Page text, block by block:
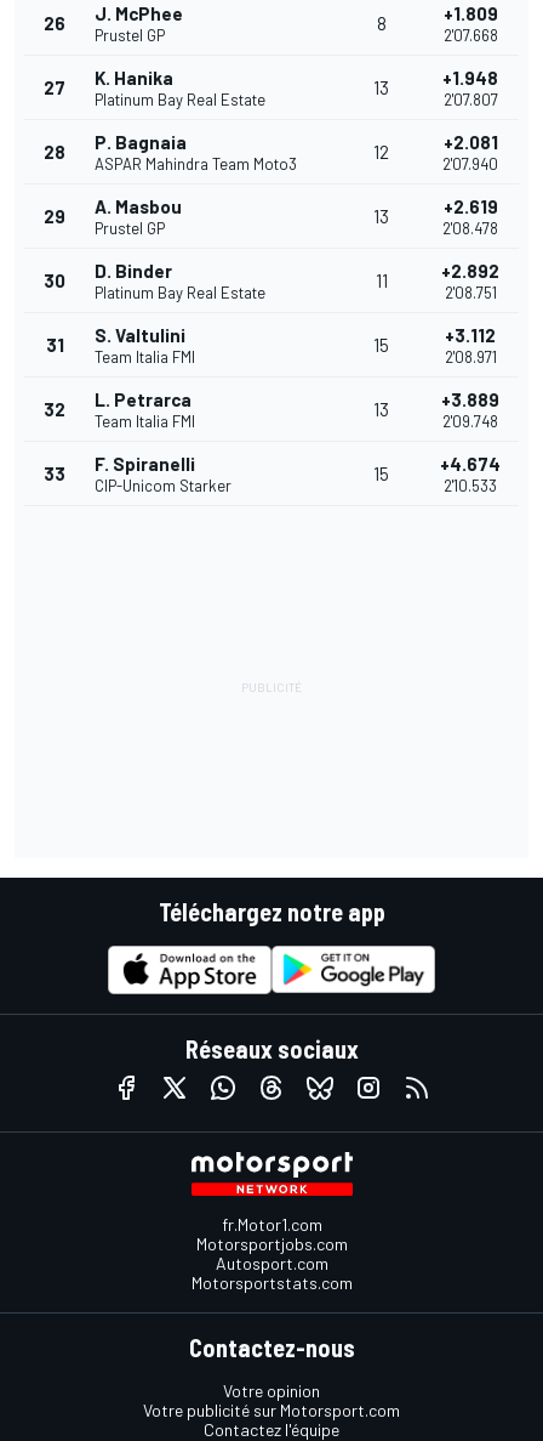
26 J. McPhee
Prustel GP
8 +1.809
2'07.668
27 K. Hanika
Platinum Bay Real Estate
13 +1.948
2'07.807
28 P. Bagnaia
ASPAR Mahindra Team Moto3
12 +2.081
2'07.940
29 A. Masbou
Prustel GP
13 +2.619
2'08.478
30 D. Binder
Platinum Bay Real Estate
11 +2.892
2'08.751
31 S. Valtulini
Team Italia FMI
15 +3.112
2'08.971
32 L. Petrarca
Team Italia FMI
13 +3.889
2'09.748
33 F. Spiranelli
CIP-Unicom Starker
15 +4.674
2'10.533
Téléchargez notre app
Réseaux sociaux
fr.Motor1.com
Motorsportjobs.com
Autosport.com
Motorsportstats.com
Contactez-nous
Votre opinion
Votre publicité sur Motorsport.com
Contactez l'équipe